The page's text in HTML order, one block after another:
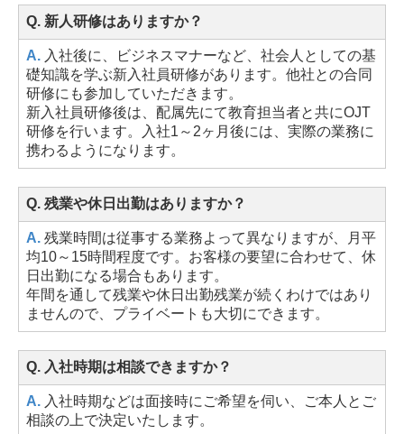
Q. 新人研修はありますか？
A. 入社後に、ビジネスマナーなど、社会人としての基
礎知識を学ぶ新入社員研修があります。他社との合同
研修にも参加していただきます。
新入社員研修後は、配属先にて教育担当者と共にOJT
研修を行います。入社1～2ヶ月後には、実際の業務に
携わるようになります。
Q. 残業や休日出勤はありますか？
A. 残業時間は従事する業務よって異なりますが、月平
均10～15時間程度です。お客様の要望に合わせて、休
日出勤になる場合もあります。
年間を通して残業や休日出勤残業が続くわけではあり
ませんので、プライベートも大切にできます。
Q. 入社時期は相談できますか？
A. 入社時期などは面接時にご希望を伺い、ご本人とご
相談の上で決定いたします。